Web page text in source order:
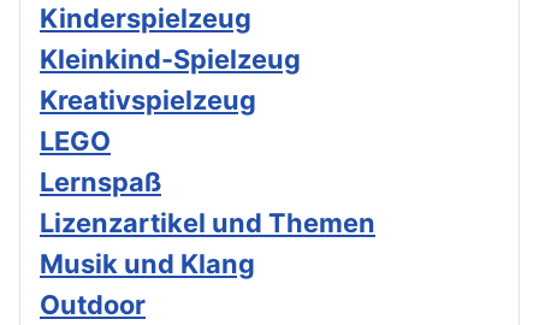
Kinderspielzeug
Kleinkind-Spielzeug
Kreativspielzeug
LEGO
Lernspaß
Lizenzartikel und Themen
Musik und Klang
Outdoor